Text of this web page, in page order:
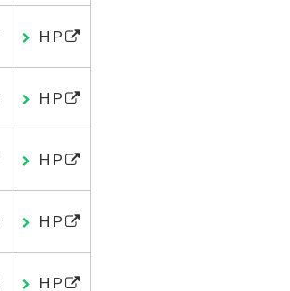
HP
HP
HP
HP
HP